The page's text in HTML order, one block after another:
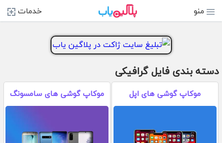
منو خدمات
دسته بندی فایل گرافیکی
موکاپ گوشی های اپل موکاپ گوشی های سامسونگ